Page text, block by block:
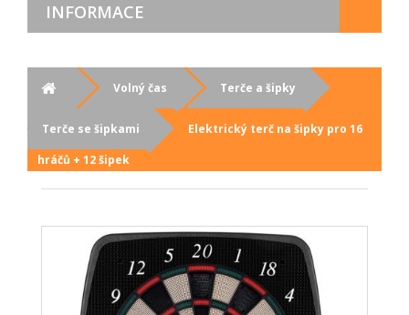
INFORMACE
Volný čas Terče a šipky
Terče se šipkami
Elektrický terč na šipky pro 16
hráčů + 12 šipek